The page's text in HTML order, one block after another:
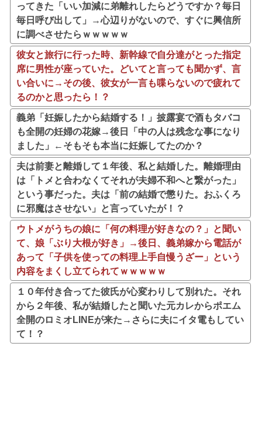
ってきた「いい加減に弟離れしたらどうですか？毎日
毎日呼び出して」→心辺りがないので、すぐに興信所
に調べさせたらｗｗｗｗｗ
彼女と旅行に行った時、新幹線で自分達がとった指定
席に男性が座っていた。どいてと言っても聞かず、言
い合いに→その後、彼女が一言も喋らないので疲れて
るのかと思ったら！？
義弟「妊娠したから結婚する！」披露宴で酒もタバコ
も全開の妊婦の花嫁→後日「中の人は残念な事になり
ました」←そもそも本当に妊娠してたのか？
夫は前妻と離婚して１年後、私と結婚した。離婚理由
は「トメと合わなくてそれが夫婦不和へと繋がった」
という事だった。夫は「前の結婚で懲りた。おふくろ
に邪魔はさせない」と言っていたが！？
ウトメがうちの娘に「何の料理が好きなの？」と聞い
て、娘「ぶり大根が好き」→後日、義弟嫁から電話が
あって「子供を使っての料理上手自慢うざー」という
内容をまくし立てられてｗｗｗｗｗ
１０年付き合ってた彼氏が心変わりして別れた。それ
から２年後、私が結婚したと聞いた元カレからポエム
全開のロミオLINEが来た→さらに夫にイタ電もしてい
て！？